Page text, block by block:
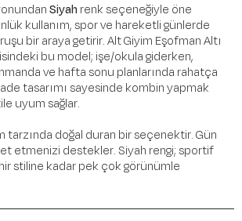
Siyah renk seçeneğiyle öne
kullanım, spor ve hareketli günlerde
bir araya getirir. Alt Giyim Eşofman Altı
bu model; işe/okula giderken,
ve hafta sonu planlarında rahatça
tasarımı sayesinde kombin yapmak
uyum sağlar.
tarzında doğal duran bir seçenektir. Gün
etmenizi destekler. Siyah rengi; sportif
stiline kadar pek çok görünümle